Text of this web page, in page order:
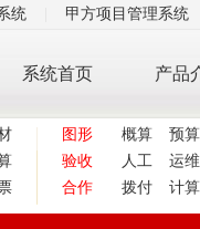
统 甲方项目管理系统
系统首页 产品
图形 概算 预算
验收
人工 运维
合作
拨付 计算